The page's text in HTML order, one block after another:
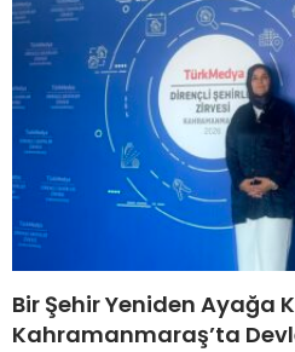
Bir Şehir Yeniden Ayağa
Kahramanmaraş’ta